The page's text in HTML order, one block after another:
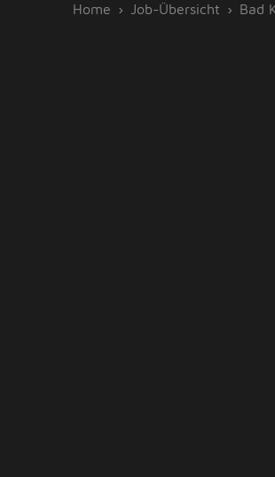
Home Job-Übersicht Bad